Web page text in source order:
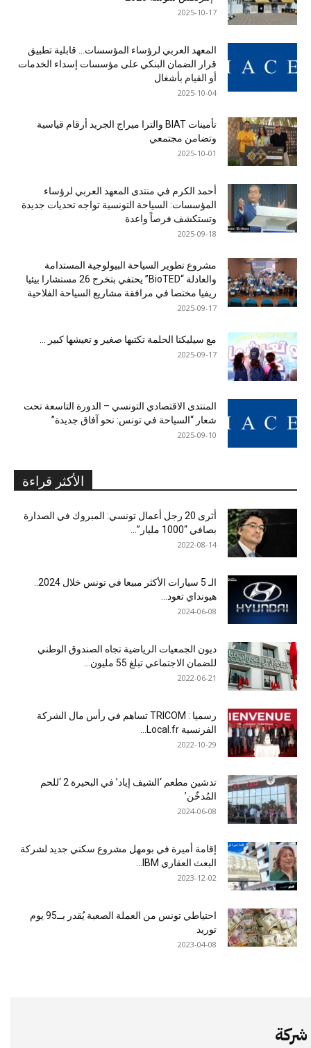
2025-10-17
المعهد العربي لرؤساء المؤسسات… قابلية تطبيق
قرار الضمان البنكي على مؤسسات إسداء الخدمات
أو القيام بأشغال
2025-10-04
تأمينات BIAT والترا ميراج الجريد أرقام قياسية
وتضامن مجتمعي
2025-10-01
أحمد الكرم في منتدى المعهد العربي لرؤساء
المؤسسات: السياحة التونسية تواجه تحديات جديدة
وتستكشف فرصاً واعدة
2025-09-18
مشروع تطوير السياحة البيولوجية المستدامة
والعادلة “BioTED” يحتفي بتخرج 26 مستشارا بيئيا
ريفيا مختصا في مرافقة مشاريع السياحة الفلاحية
2025-09-17
مع سيليكتا الحلمة تكتبها صغير و تعيشها كبير …
2025-09-17
المنتدى الاقتصادي التونسي – الدورة التاسعة تحت
شعار “السياحة في تونس: نحو آفاق جديدة”
2025-09-10
الأكثر قراءة
أثرى 20 رجل أعمال تونسي: المبروك في الصدارة
بصافي “1000 مليار”...
2022-08-14
هيونداي تعود...
2024-06-08
ديون الجمعيات الرياضية تجاه الصندوق الوطني
للضمان الاجتماعي تبلغ 55 مليون...
2022-06-21
رسميا : TRICOM تساهم في رأس مال الشركة
الفرنسية Local.fr...
2022-10-29
تدشين مطعم ‘الشيف إياد’ في البحيرة 2 ‘للحم
المُدخّن’
2024-06-08
إقامة أميرة في بومهل مشروع سكني جديد لشركة
البعث العقاري IBM...
2023-12-02
احتياطي تونس من العملة الصعبة يُقدر بــ95 يوم
توريد
2023-04-08
شركة